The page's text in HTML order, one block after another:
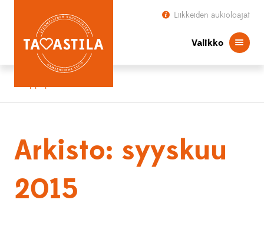
Liikkeiden aukioloajat
Valikko
Arkisto: syyskuu
2015